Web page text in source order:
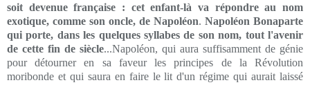
soit devenue française : cet enfant-là va répondre au nom
exotique, comme son oncle, de Napoléon. Napoléon Bonaparte
qui porte, dans les quelques syllabes de son nom, tout l'avenir
de cette fin de siècle...Napoléon, qui aura suffisamment de génie
pour détourner en sa faveur les principes de la Révolution
moribonde et qui saura en faire le lit d'un régime qui aurait laissé